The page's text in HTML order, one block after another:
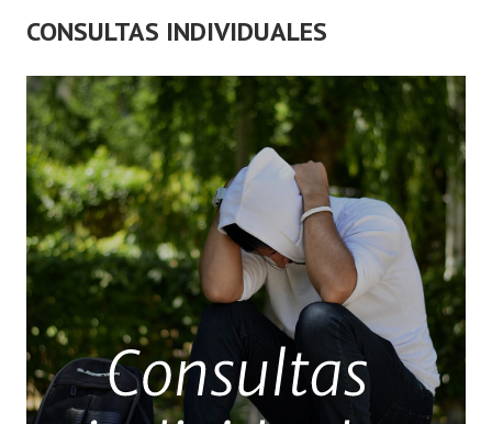
CONSULTAS INDIVIDUALES